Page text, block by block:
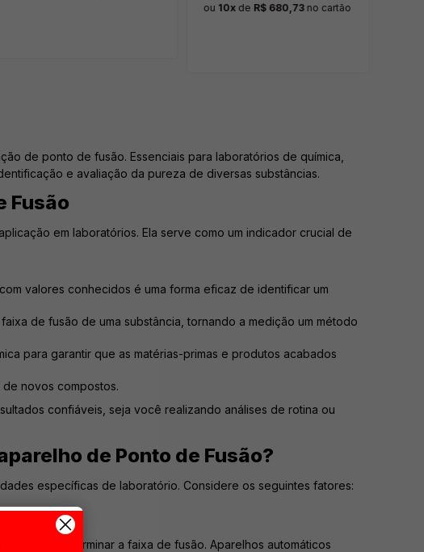
ou 10x de R$ 680,73 no cartão
de ponto de fusão. Essenciais para laboratórios de química,
e avaliação da pureza de diversas substâncias.
Fusão
em laboratórios. Ela serve como um indicador crucial de
valores conhecidos é uma forma eficaz de identificar um
de fusão de uma substância, tornando a medição um método
para garantir que as matérias-primas e produtos acabados
novos compostos.
confiáveis, seja você realizando análises de rotina ou
de Ponto de Fusão?
específicas de laboratório. Considere os seguintes fatores:
para determinar a faixa de fusão. Aparelhos automáticos